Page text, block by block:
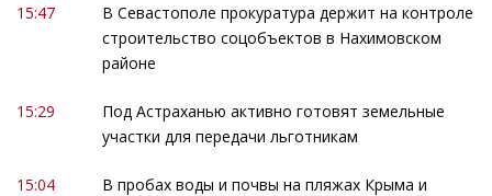
15:47
В Севастополе прокуратура держит на контроле
строительство соцобъектов в Нахимовском
районе
15:29
Под Астраханью активно готовят земельные
участки для передачи льготникам
15:04
В пробах воды и почвы на пляжах Крыма и